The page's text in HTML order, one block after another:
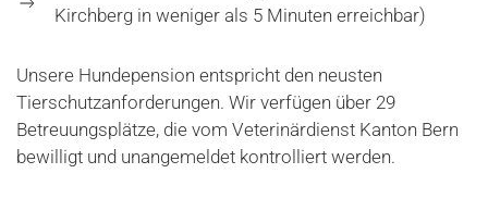
Kirchberg in weniger als 5 Minuten erreichbar)
Unsere Hundepension entspricht den neusten
Tierschutzanforderungen. Wir verfügen über 29
Betreuungsplätze, die vom Veterinärdienst Kanton Bern
bewilligt und unangemeldet kontrolliert werden.